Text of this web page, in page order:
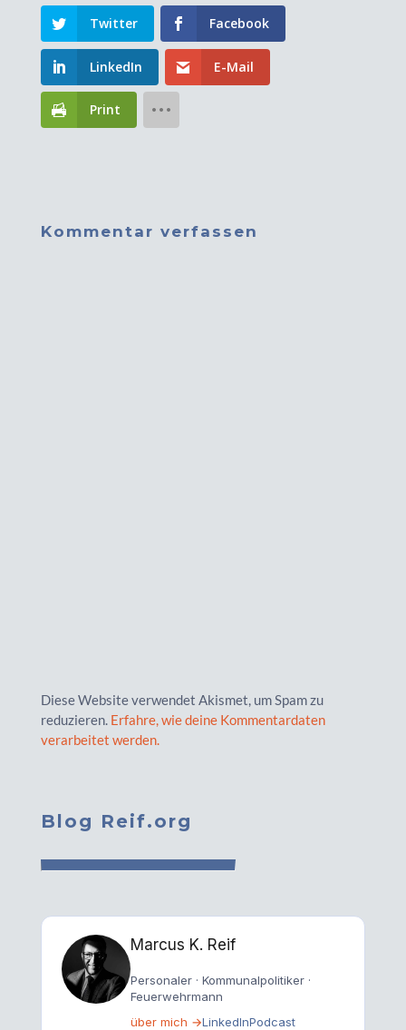
Twitter Facebook
LinkedIn E-Mail
Print
Kommentar verfassen
Diese Website verwendet Akismet, um Spam zu
reduzieren. Erfahre, wie deine Kommentardaten
verarbeitet werden.
Blog Reif.org
Marcus K. Reif
Personaler · Kommunalpolitiker ·
Feuerwehrmann
über mich →LinkedInPodcast